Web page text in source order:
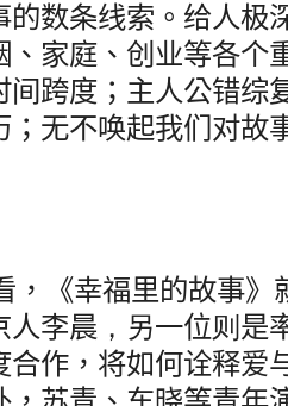
的数条线索。给人极
、家庭、创业等各个
间跨度；主人公错综
；无不唤起我们对故
，《幸福里的故事》
人李晨 ， 另一位则 是
合作，将如何诠释爱